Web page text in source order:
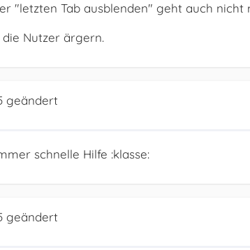
"letzten Tab ausblenden" geht auch nicht
Nutzer ärgern.
geändert
schnelle Hilfe :klasse:
geändert